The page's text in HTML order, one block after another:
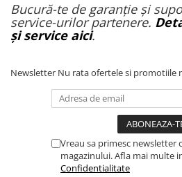
Bucură-te de garanție și
service-urilor partenere.
și service aici.
Newsletter Nu rata ofertele si promotiile
Vreau sa primesc newsletter
magazinului. Afla mai multe
Confidentialitate